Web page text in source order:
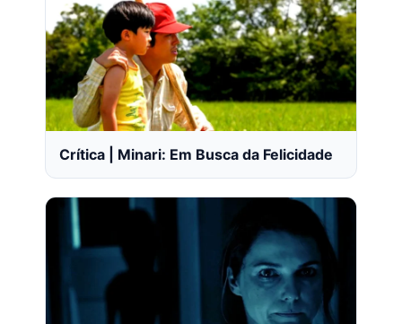
Crítica | Minari: Em Busca da Felicidade